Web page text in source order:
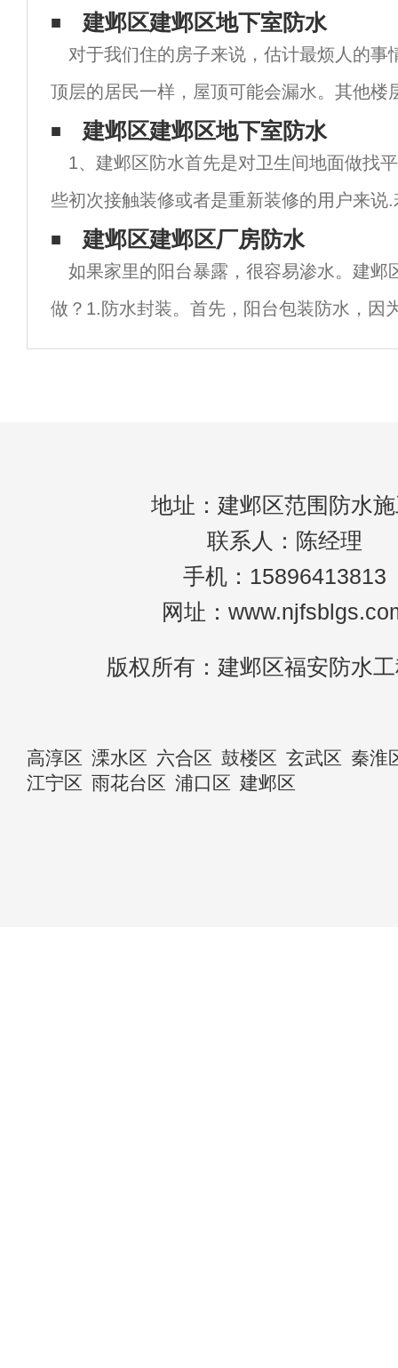
建邺区建邺区地下室防水
对于我们住的房子来说，估计最烦人的事
顶层的居民一样，屋顶可能会漏水。其他楼
有外墙和浴室的漏水。漏水后，我们通常需
应根据不同的地方采用不同的堵漏方法。建
建邺区建邺区地下室防水
1、建邺区防水首先是对卫生间地面做找
些初次接触装修或者是重新装修的用户来说
换卫生间的地砖.在将原有的地砖凿去之后,
泥砂浆对地面找平处理之后,才能进行防水处
建邺区建邺区厂房防水
如果家里的阳台暴露，很容易渗水。建邺
做？1.防水封装。首先，阳台包装防水，因
的第一道防线，所以不能粗心，在阳台包装
地址：建邺区范围防水
联系人：陈经理
手机：15896413813
网址：
版权所有：建邺区福安防水
高淳区 溧水区 六合区 鼓楼区 玄武区 秦淮
江宁区 雨花台区 浦口区 建邺区